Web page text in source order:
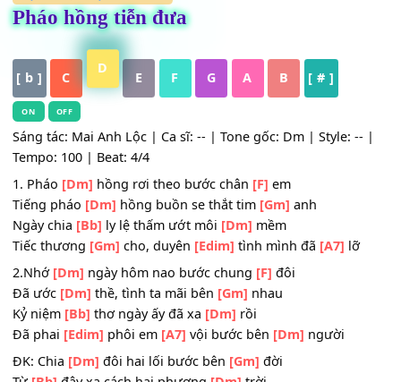
,Nhạc Trữ Tình
Pháo hồng tiễn đưa
[ b ] C E F G A B [ # ]
ON
Sáng tác: Mai Anh Lộc | Ca sĩ: -- | Tone gốc: Dm | Style:
Tempo: 100 | Beat: 4/4
1. Pháo[Dm]hồng rơi theo bước chân[F] em
Tiếng pháo[Dm]hồng buồn se thắt tim[Gm]
Ngày chia[Bb]ly lệ thấm ướt môi[Dm]mềm
Tiếc thương[Gm]cho, duyên[Edim]
2.Nhớ [Dm] ngày hôm nao bước chung [F]đôi
Đã ước [Dm] thề, tình ta mãi bên[Gm]nhau